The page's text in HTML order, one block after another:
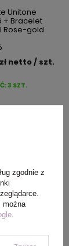
Unitone
+ Bracelet
Rose-gold
netto/ szt.
3 SZT.
Sadie Mini
zgodnie z
można